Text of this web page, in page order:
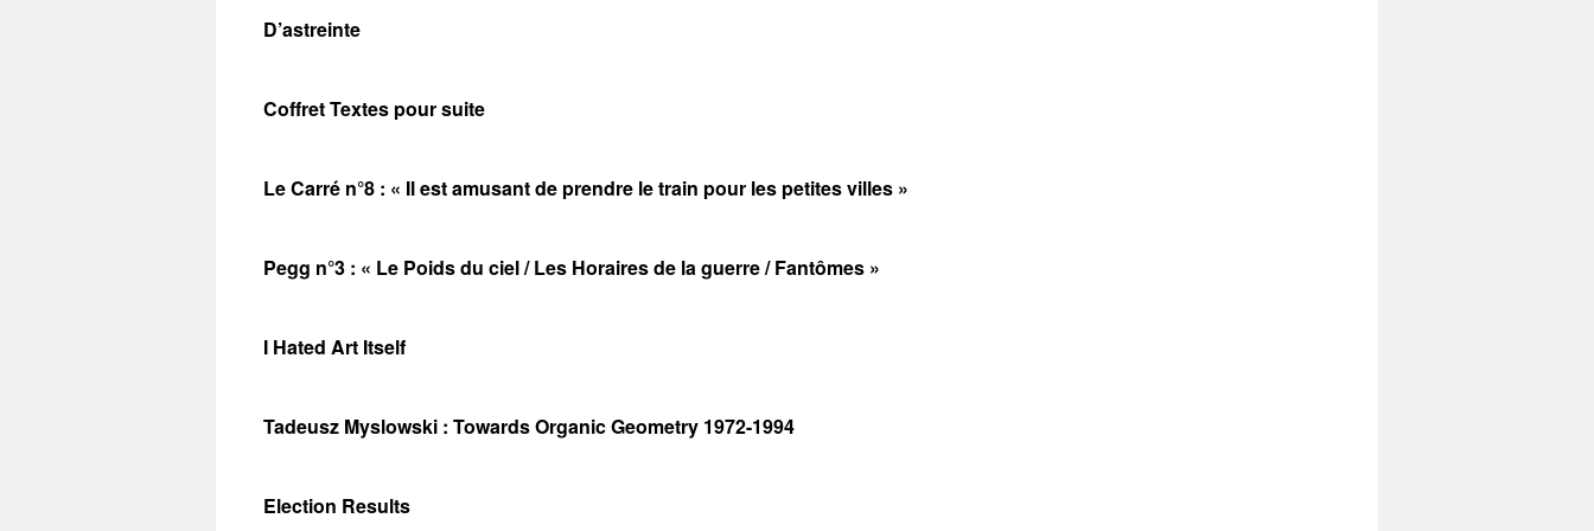
D’astreinte
Coffret Textes pour suite
Le Carré n°8 : « Il est amusant de prendre le train pour les petites villes »
Pegg n°3 : « Le Poids du ciel / Les Horaires de la guerre / Fantômes »
I Hated Art Itself
Tadeusz Myslowski : Towards Organic Geometry 1972-1994
Election Results